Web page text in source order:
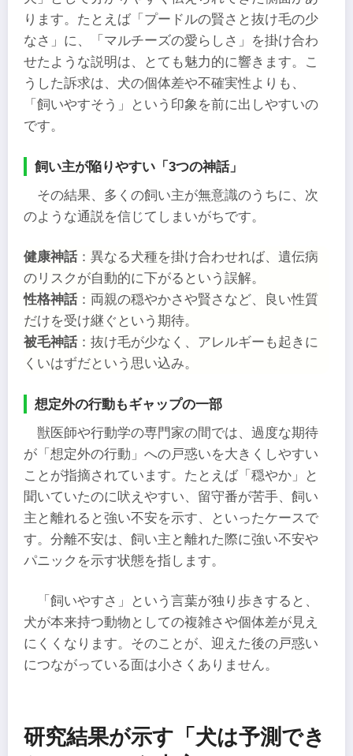
ります。たとえば「プードルの賢さと抜け毛の少
なさ」に、「マルチーズの愛らしさ」を掛け合わ
せたような説明は、とても魅力的に響きます。こ
うした訴求は、犬の個体差や不確実性よりも、
「飼いやすそう」という印象を前に出しやすいの
です。
飼い主が陥りやすい「3つの神話」
その結果、多くの飼い主が無意識のうちに、次
のような通説を信じてしまいがちです。
健康神話：異なる犬種を掛け合わせれば、遺伝病
のリスクが自動的に下がるという誤解。
性格神話：両親の穏やかさや賢さなど、良い性質
だけを受け継ぐという期待。
被毛神話：抜け毛が少なく、アレルギーも起きに
くいはずだという思い込み。
想定外の行動もギャップの一部
獣医師や行動学の専門家の間では、過度な期待
が「想定外の行動」への戸惑いを大きくしやすい
ことが指摘されています。たとえば「穏やか」と
聞いていたのに吠えやすい、留守番が苦手、飼い
主と離れると強い不安を示す、といったケースで
す。分離不安は、飼い主と離れた際に強い不安や
パニックを示す状態を指します。
「飼いやすさ」という言葉が独り歩きすると、
犬が本来持つ動物としての複雑さや個体差が見え
にくくなります。そのことが、迎えた後の戸惑い
につながっている面は小さくありません。
研究結果が示す「犬は予測でき